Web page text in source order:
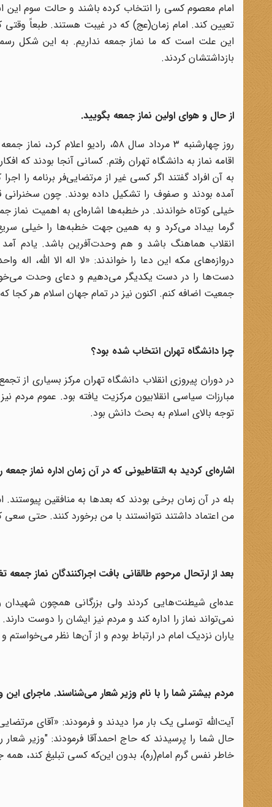
امام معصوم کسی را انتخاب کرده باشند و حالت سوم
تعیین کند. امام زمان(عج) که در غیبت هستند. طبعاً
این علت است که ما نماز جمعه نداریم. به این شکل
بازداشتشان کردند.
از حال و هوای اولین نماز جمعه بگویید.
روز چهارشنبه ۳ مرداد سال ۵۸،
اقامه نماز به دانشگاه تهران رفتم. کسانی آنجا بودند که
به آن افراد گفتند اگر کسی غیر از مرتضایی‌فر برنامه را
آمده بودند و صفوف را تشکیل داده بودند. چون سخنرانی
خیلی کوتاه خواندند. در خطبه‌ها اشاره‌ای به اهمیت نماز
گرما بیداد می‌کرد و به همین جهت خطبه‌ها را خیلی
انقلاب هماهنگ باشد و هم وحدت‌آفرین باشد. یادم
دروازه‌های مکه این دعا را خواندند: «لا اله الا الله،
دست‌ها را در دست یکدیگر می‌دهیم و دعای وحدت
جمعیت اضافه کنم. اکنون نیز در تمام جهان اسلام هر کجا
چرا دانشگاه تهران انتخاب شده بود؟
مبارزات سیاسی انقلابیون مرکزیت یافته بود. عموم مردم
توجه بالای اسلام به بحث دانش بود.
اشاره‌ای کردید به التقاطیونی که در آن زمان اداره نماز
بله در آن زمان برخی بودند که بعدها به منافقین
من اعتماد داشتند نتوانستند با من برخورد کنند. حتی
بعد از ارتحال مرحوم طالقانی بافت اجراکنندگان نماز
عده‌ای شیطنت‌هایی کردند ولی بزرگانی همچون شهیدان
نمی‌تواند نماز را اداره کند و مردم نیز ایشان را دوست
یاران نزدیک امام در ارتباط بودم و از آن‌ها نظر می‌خواستم
مردم بیشتر شما را با نام وزیر شعار می‌شناسند. ماجرای
آیت‌الله توسلی یک بار مرا دیدند و فرمودند: «آقای
حال شما را پرسیدند که حاج احمدآقا فرمودند: "وزیر
خاطر نفس گرم امام(ره)، بدون این‌که کسی تبلیغ کند، همه